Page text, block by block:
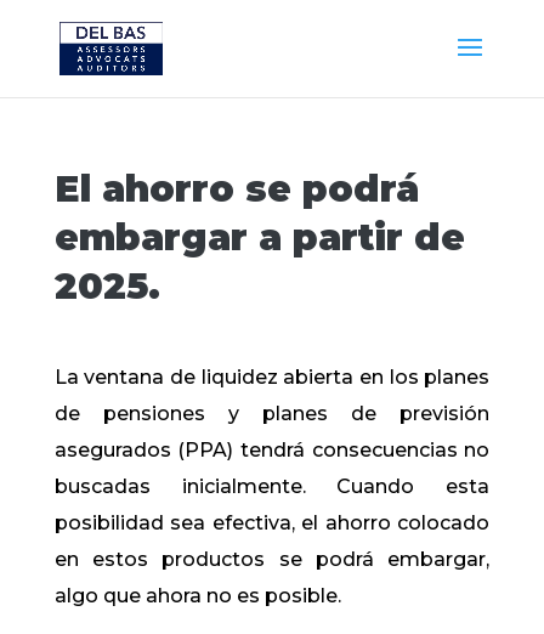
El ahorro se podrá
embargar a partir de
2025.
La ventana de liquidez abierta en los planes
de pensiones y planes de previsión
asegurados (PPA) tendrá consecuencias no
buscadas inicialmente. Cuando esta
posibilidad sea efectiva, el ahorro colocado
en estos productos se podrá embargar,
algo que ahora no es posible.